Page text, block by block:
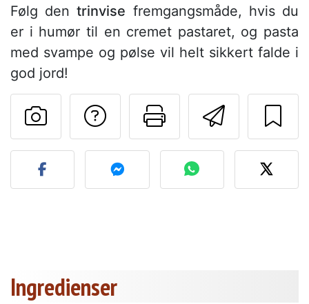
Følg dentrinvise fremgangsmåde, hvis du
er i humør til en cremet pastaret, og pasta
med svampe og pølse vil helt sikkert falde i
god jord!
Send
Udskriv
Stil et spørgsmål
Send dit billede af denne
Ingredienser